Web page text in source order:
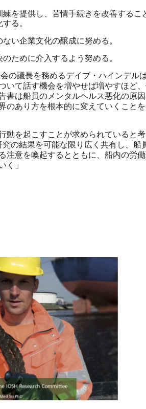
練を提供し、苦情手続きを改善するこ
る。
い企業文化の醸成に努める。
ために介入するよう努める。
の議長を務めるデイブ・ハインデル
いて話す機会を増やせば増やすほど
書は船員のメンタルヘルス悪化の原
のあり方を根本的に変えていくこと
動を起こすことが求められていると
の結果を可能な限り広く共有し、船
注意を喚起するとともに、船内の労
く」